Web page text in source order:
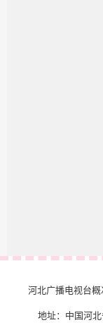
河北广播电视台概
地址：中国河